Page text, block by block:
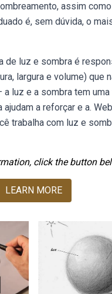
assim
é, sem dúvida, o
luz e sombra é
largura e volume) que
luz e a sombra tem
a reforçar e a.
trabalha com luz e
click the button
LEARN MORE